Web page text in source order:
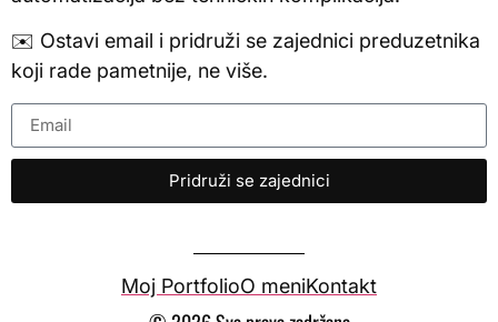
✉️ Ostavi email i pridruži se zajednici preduzetnika
koji rade pametnije, ne više.
Pridruži se zajednici
Moj PortfolioO meniKontakt